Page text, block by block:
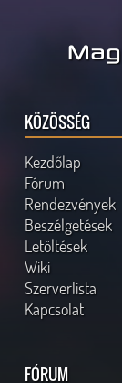
KÖZÖSSÉG
Kezdőlap
Fórum
Rendezvények
Beszélgetések
Letöltések
Wiki
Szerverlista
Kapcsolat
FÓRUM